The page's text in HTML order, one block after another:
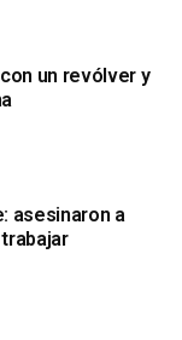
un revólver y
asesinaron a